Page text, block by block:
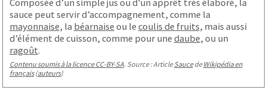
sauce peut servir d’accompagnement, comme la
mayonnaise, la béarnaise ou le coulis de fruits, mais aussi
d’élément de cuisson, comme pour une daube, ou un
ragoût.
Contenu soumis à la licence CC-BY-SA. Source : ArticleSaucede Wikipédia en
français(auteurs)